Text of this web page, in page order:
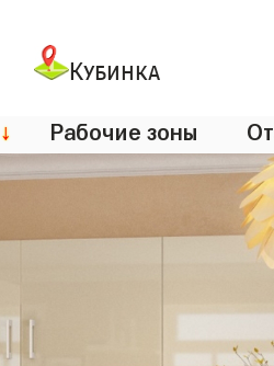
Кубинка
↓ Рабочие зоны